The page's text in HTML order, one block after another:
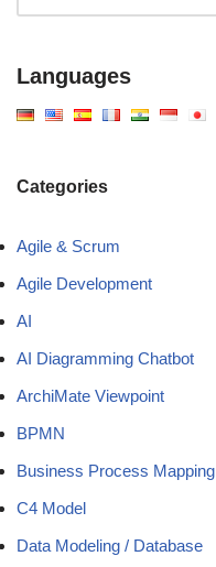
Languages
Categories
Agile & Scrum
Agile Development
AI
AI Diagramming Chatbot
ArchiMate Viewpoint
BPMN
Business Process Mapping
C4 Model
Data Modeling / Database